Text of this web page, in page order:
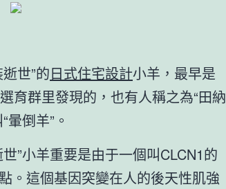
世”的日式住宅設計小羊，最早是
育群里發現的，也有人稱之為“田納
暈倒羊”。
世”小羊重要是由于一個叫CLCN1的
。這個基因突變在人的後天性肌強